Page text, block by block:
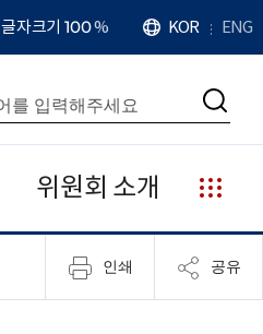
확
대
치
글자크기 100%
언
어
KOR ENG
검
위원회 소개
누
리
집
안
인쇄 공유